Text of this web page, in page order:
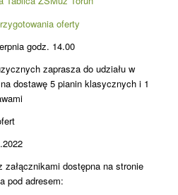
oferty
godz. 14.00
zaprasza do udziału w
dostawę 5 pianin klasycznych i 1
załącznikami dostępna na stronie
pod adresem: